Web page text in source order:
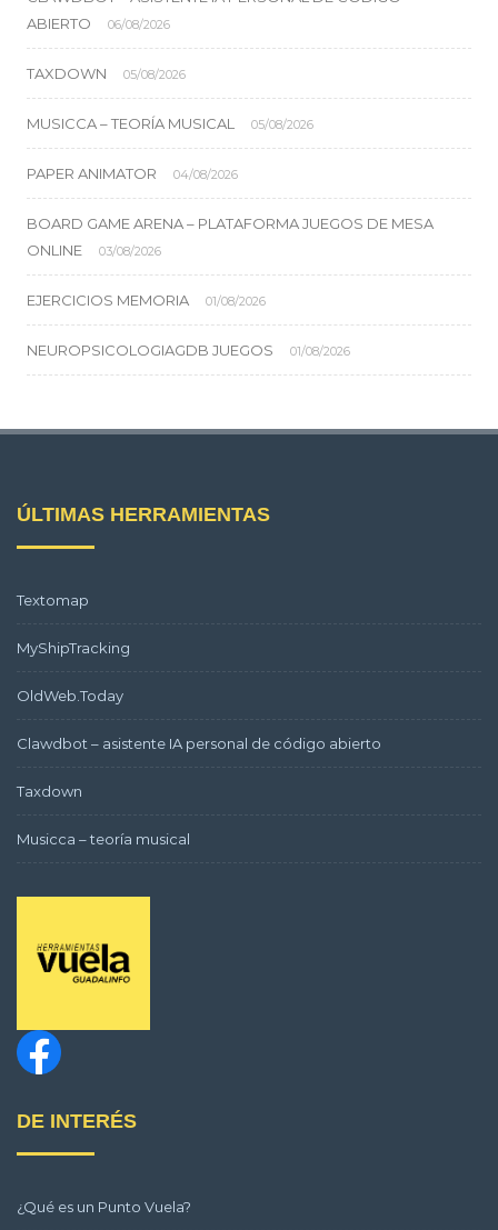
ABIERTO
06/08/2026
TAXDOWN 05/08/2026
MUSICCA – TEORÍA MUSICAL 05/08/2026
PAPER ANIMATOR 04/08/2026
BOARD GAME ARENA – PLATAFORMA JUEGOS DE MESA
ONLINE
03/08/2026
EJERCICIOS MEMORIA 01/08/2026
NEUROPSICOLOGIAGDB JUEGOS 01/08/2026
ÚLTIMAS HERRAMIENTAS
Textomap
MyShipTracking
OldWeb.Today
Clawdbot – asistente IA personal de código abierto
Taxdown
Musicca – teoría musical
DE INTERÉS
¿Qué es un Punto Vuela?